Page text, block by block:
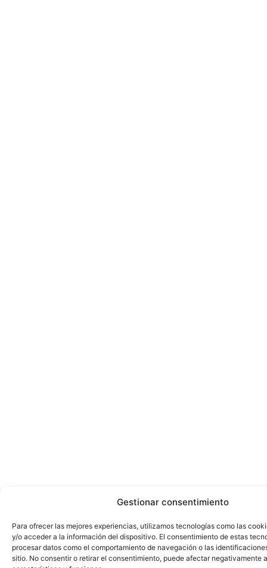
Gestionar consentimiento
Para ofrecer las mejores experiencias, utilizamos tecnologías como las
y/o acceder a la información del dispositivo. El consentimiento de estas
procesar datos como el comportamiento de navegación o las
sitio. No consentir o retirar el consentimiento, puede afectar negativamente